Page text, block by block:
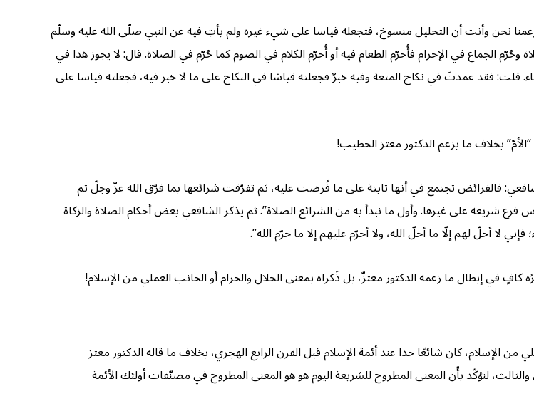
نكاح الشغار”: “فزعمنا نحن وأنت أن التحليل منسوخ، فتجعله قياسا على شيء غيره ولم يأتِ فيه عن النبي صلّى الله عليه وسلّم
الجماع في الإحرام فأُحرّم الطعام فيه أو أُحرّم الكلام في الصوم كما حُرّم في الصلاة. قال: لا يجوز هذا في
فقد عمدتَ في نكاح المتعة وفيه خبرٌ فجعلته قياسًا في النكاح على ما لا خبر فيه، فجعلته قياسا على
بخلاف ما يزعم الدكتور معتز الخطيب!
فالفرائض تجتمع في أنها ثابتة على ما فُرضت عليه، ثم تفرّقت شرائعها بما فرّق الله عزّ وجلّ ثم
شريعة على غيرها. وأول ما نبدأ به من الشرائع الصلاة”. ثم يذكر الشافعي بعض أحكام الصلاة والزكاة
أحلّ لهم إلّا ما أحلّ الله، ولا أحرّم عليهم إلا ما حرّم الله”.
في إبطال ما زعمه الدكتور معتزّ، بل ذَكراه بمعنى الحلال والحرام أو الجانب العملي من الإسلام!
الإسلام، كان شائعًا جدا عند أئمة الإسلام قبل القرن الرابع الهجري، بخلاف ما قاله الدكتور معتز
لنؤكّد بأّن المعنى المطروح للشريعة اليوم هو هو المعنى المطروح في مصنّفات أولئك الأئمة